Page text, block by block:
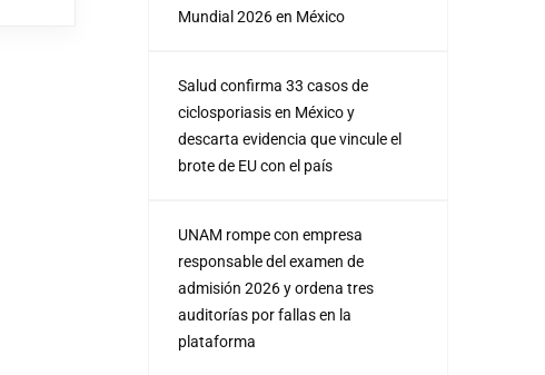
Mundial 2026 en México
Salud confirma 33 casos de
ciclosporiasis en México y
descarta evidencia que vincule el
brote de EU con el país
UNAM rompe con empresa
responsable del examen de
admisión 2026 y ordena tres
auditorías por fallas en la
plataforma